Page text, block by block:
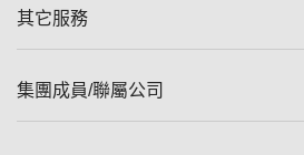
美聯豪宅
獨家樓盤
租盤
查詢熱線
按揭計算機
負擔能力計算機
樓價指數
歷史成交
其它服務
屋苑專頁
集團成員/聯屬公司